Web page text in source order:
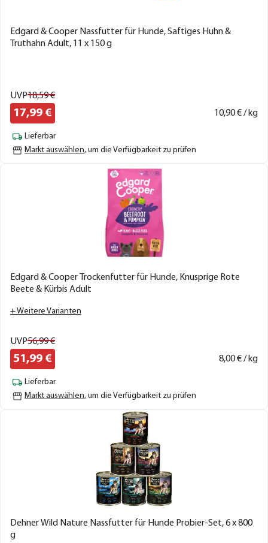
Edgard & Cooper Nassfutter für Hunde, Saftiges Huhn &
Truthahn Adult, 11 x 150 g
UVP18,59€
17,99 € 10,90€ / kg
Lieferbar
Markt auswählen, um die Verfügbarkeit zu prüfen
Edgard & Cooper Trockenfutter für Hunde, Knusprige Rote
Beete & Kürbis Adult
+ Weitere Varianten
UVP56,99€
51,99 € 8,00€ / kg
Lieferbar
Markt auswählen, um die Verfügbarkeit zu prüfen
Dehner Wild Nature Nassfutter für Hunde Probier-Set, 6 x 800
g